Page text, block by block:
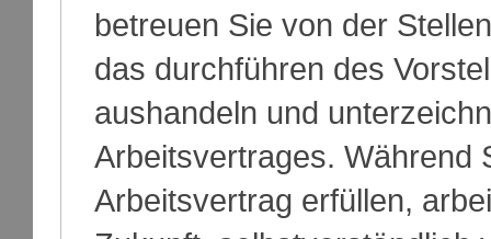
betreuen Sie von der
das durchführen des
aushandeln und
Arbeitsvertrages. Während
Arbeitsvertrag erfüllen,